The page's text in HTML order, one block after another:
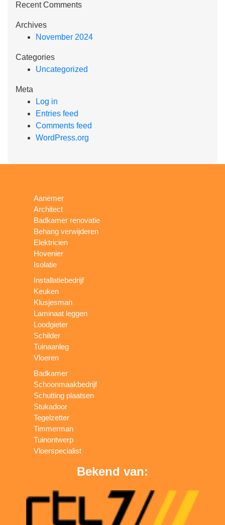
Recent Comments
Archives
November 2024
Categories
Uncategorized
Meta
Log in
Entries feed
Comments feed
WordPress.org
Aanemer
Architect
Badkamer renovatie
Behang verwijderen
Elektricien
Hovenier
Isolatie
Installatiebedrijf
Keuken
Klusjesman
Laminaat leggen
Loodgieter
Schilder
Tuinaanleg
Vloeren
Badkamer
Schoonmaakbedrijf
Schutting plaatsen
Stukadoor
Tegelzetter
Timmerman
Tuinontwerp
Vloerspecialist
Bekend van: